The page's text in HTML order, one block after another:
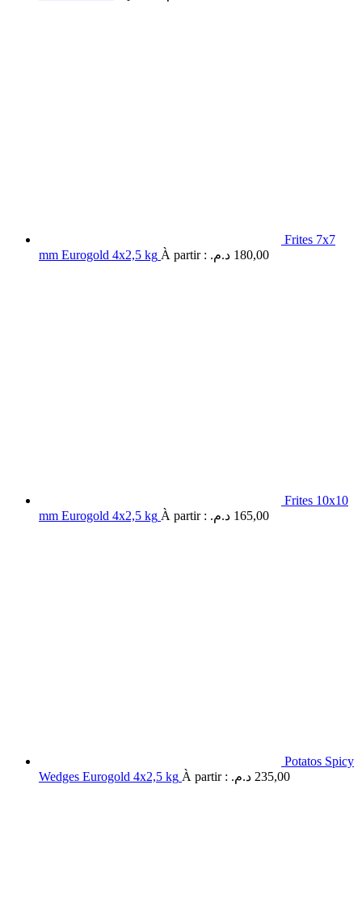
Frites 7x7
mm Eurogold 4x2,5 kg À partir : 180,00 د.م.
Frites 10x10
mm Eurogold 4x2,5 kg À partir : 165,00 د.م.
Potatos Spicy
Wedges Eurogold 4x2,5 kg À partir : 235,00 د.م.